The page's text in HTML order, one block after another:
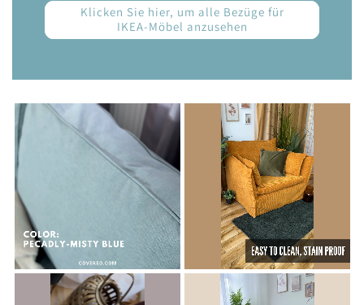
Klicken Sie hier, um alle Bezüge für
IKEA-Möbel anzusehen